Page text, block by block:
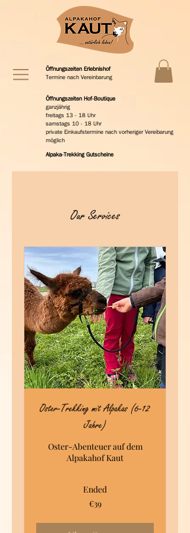
Öffnungszeiten Hof-Boutique
ganzjährig
freitags 13 - 18 Uhr
samstags 10 - 18 Uhr
private Einkaufstermine nach vorheriger Vereibarung
möglich
Öffnungszeiten Erlebnishof
Termine nach Vereinbarung
Alpaka-Trekking Gutscheine
Our Services
Oster-Trekking mit Alpakas (6-12
Jahre)
Oster-Abenteuer auf dem
Alpakahof Kaut
Ended
€39